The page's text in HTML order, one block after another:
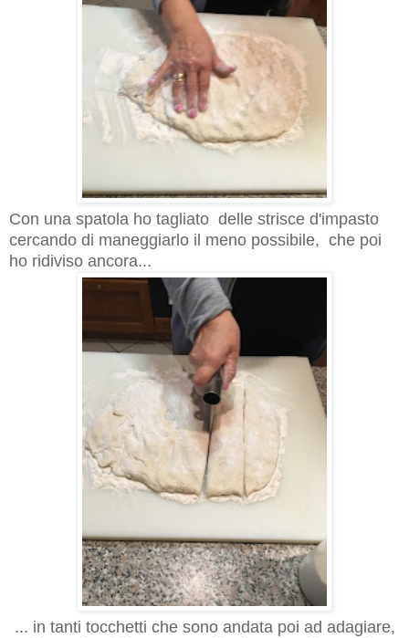
Con una spatola ho tagliato delle strisce d'impasto
cercando di maneggiarlo il meno possibile, che poi
ho ridiviso ancora...
... in tanti tocchetti che sono andata poi ad adagiare,